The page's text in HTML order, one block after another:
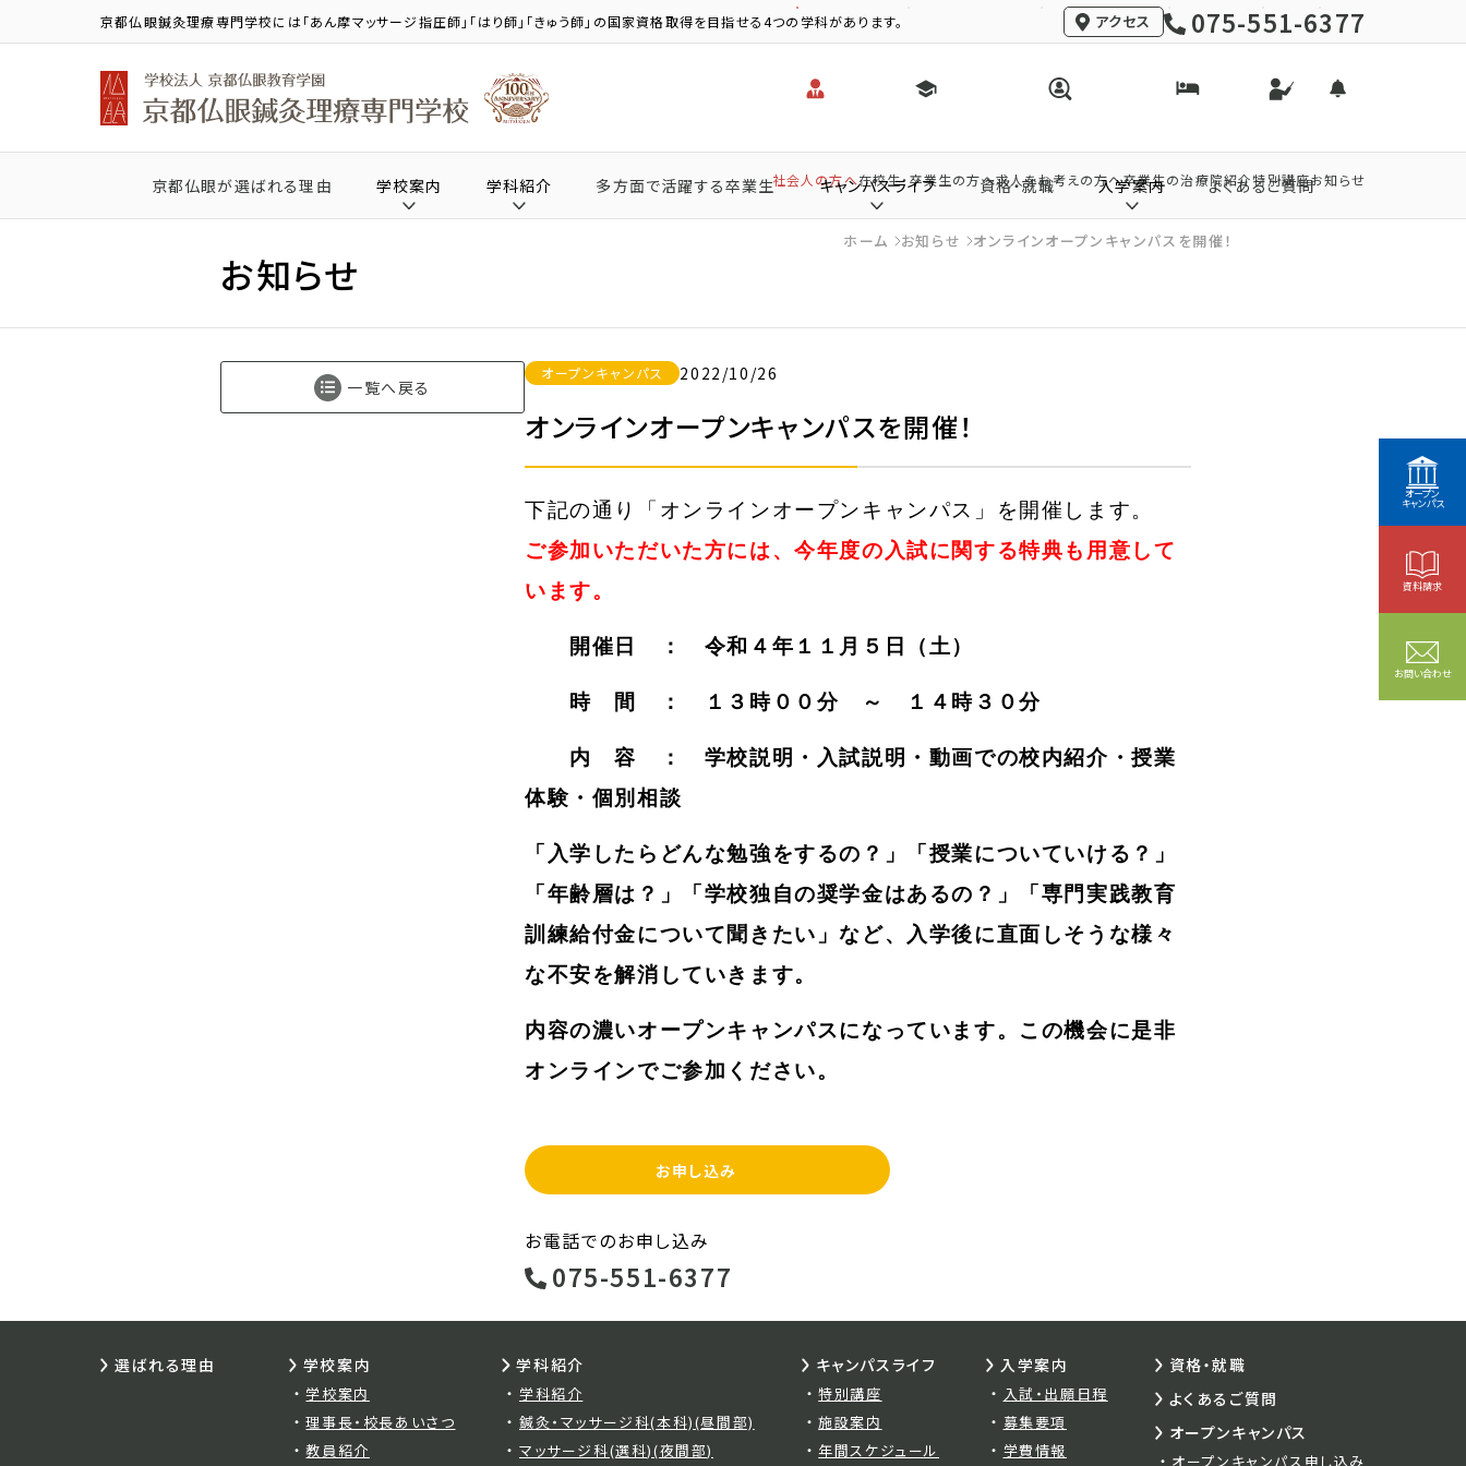
京都仏眼鍼灸理療専門学校には「あん摩マッサージ指圧師」「はり師」「きゅう師」の国家資格取得を目指せる4つの学科があります。 アクセス 075-551-6377
社会人の方へ在校生・卒業生の方へ求人をお考えの方へ卒業生の治療院紹介特別講座お知らせ
京都仏眼が選ばれる理由 学校案内 学科紹介 多方面で活躍する卒業生 キャンパスライフ 資格・就職 入学案内 よくあるご質問
お知らせ
ホーム お知らせ オンラインオープンキャンパスを開催！
オープンキャンパス 2022/10/26
オンラインオープンキャンパスを開催！
下記の通り「オンラインオープンキャンパス」を開催します。
ご参加いただいた方には、今年度の入試に関する特典も用意して
います。
開催日 ： 令和４年１１月５日（土）
時 間 ： １３時００分 ～ １４時３０分
内 容 ： 学校説明・入試説明・動画での校内紹介・授業
体験・個別相談
「入学したらどんな勉強をするの？」「授業についていける？」
「年齢層は？」「学校独自の奨学金はあるの？」「専門実践教育
訓練給付金について聞きたい」など、入学後に直面しそうな様々
な不安を解消していきます。
内容の濃いオープンキャンパスになっています。この機会に是非
オンラインでご参加ください。
お申し込み
お電話でのお申し込み
075-551-6377
一覧へ戻る
選ばれる理由 学校案内
学校案内
理事長・校長あいさつ
教員紹介
学科紹介
学科紹介
鍼灸・マッサージ科(本科)(昼間部)
マッサージ科(選科)(夜間部)
キャンパスライフ
特別講座
施設案内
年間スケジュール
入学案内
入試・出願日程
募集要項
学費情報
資格・就職
よくあるご質問
オープンキャンパス
オープンキャンパス申し込み
オープン
キャンパス
資料請求
お問い合わせ